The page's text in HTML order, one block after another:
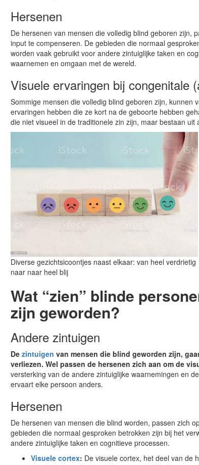
Hersenen
De hersenen van mensen die volledig blind geboren zijn,
input te compenseren. De gebieden die normaal
worden vaak gebruikt voor andere zintuiglijke taken en
waarnemen en omgaan met de wereld.
Visuele ervaringen bij congenitale
Sommige mensen die volledig blind geboren zijn,
ervaringen hebben die ze kort na de geboorte hebben
die niet visueel in de traditionele zin zijn, maar bestaan ​​uit
Diverse gezichtsicoontjes naast elkaar: van heel verdrietig
naar naar heel blij
Wat “zien” blinde
zijn geworden?
Andere zintuigen
De zintuigen van mensen die blind geworden zijn,
verliezen. Wel passen de hersenen zich aan om de
versterking van de andere zintuiglijke waarnemingen en
ervaart elke persoon anders.
Hersenen
De hersenen van mensen die blind worden, passen zich
gebieden die normaal gesproken betrokken zijn bij het
andere zintuiglijke taken en cognitieve processen.
Visuele cortex: De visuele cortex, het deel van de